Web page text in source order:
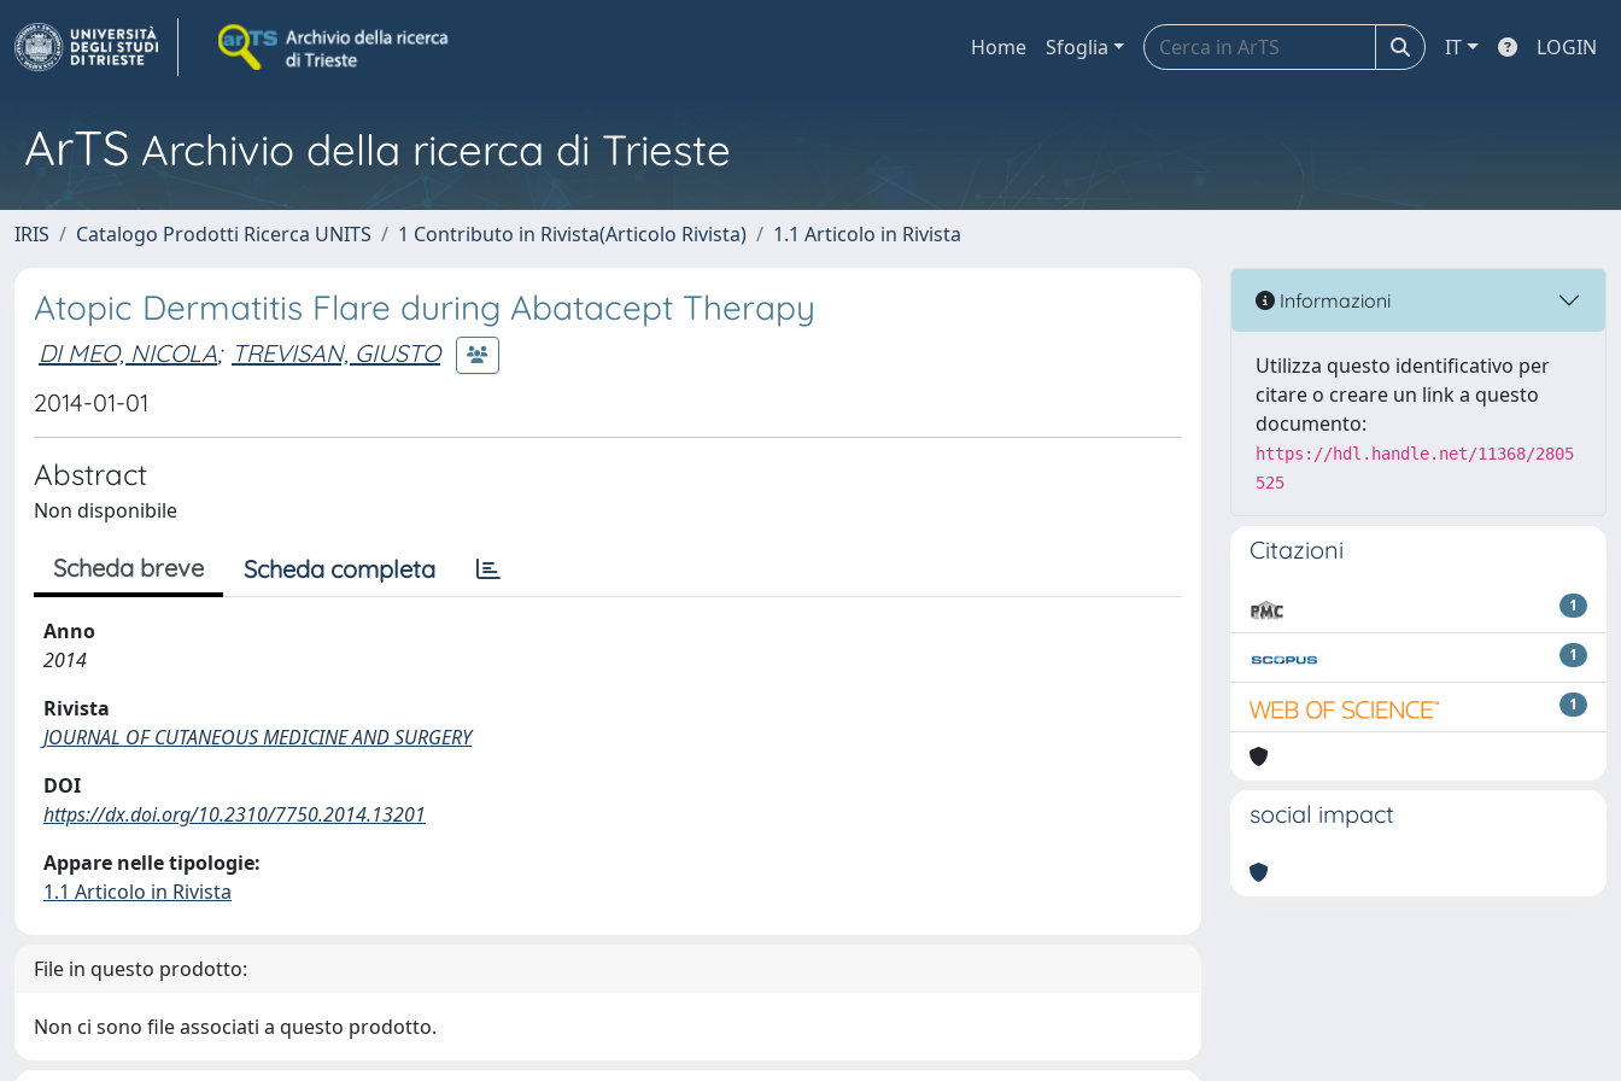
Home Sfoglia IT LOGIN
ArTS Archivio della ricerca di Trieste
IRIS Catalogo Prodotti Ricerca UNITS 1 Contributo in Rivista(Articolo Rivista) 1.1 Articolo in Rivista
Atopic Dermatitis Flare during Abatacept Therapy
DI MEO, NICOLA; TREVISAN, GIUSTO
2014-01-01
Abstract
Non disponibile
Scheda breve Scheda completa
Anno
2014
Rivista
JOURNAL OF CUTANEOUS MEDICINE AND SURGERY
DOI
https://dx.doi.org/10.2310/7750.2014.13201
Appare nelle tipologie:
1.1 Articolo in Rivista
File in questo prodotto:
Non ci sono file associati a questo prodotto.
Informazioni
Utilizza questo identificativo per
citare o creare un link a questo
documento:
https://hdl.handle.net/11368/2805
525
Citazioni
1
1
1
social impact